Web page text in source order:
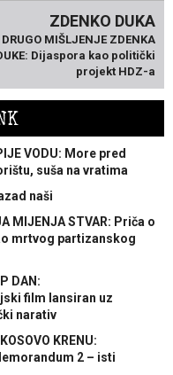
ZDENKO DUKA
DRUGO MIŠLJENJE ZDENKA
Dijaspora kao politički
projekt HDZ-a
VODU: More pred
suša na vratima
naši
MIJENJA STVAR: Priča o
mrtvog partizanskog
DAN:
film lansiran uz
narativ
KRENU:
2 – isti